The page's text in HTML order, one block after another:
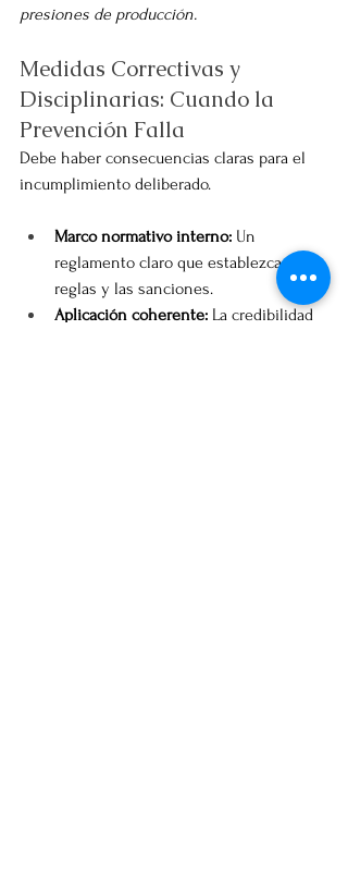
presiones de producción.
Medidas Correctivas y
Disciplinarias: Cuando la
Prevención Falla
Debe haber consecuencias claras para el
incumplimiento deliberado.
Marco normativo interno: Un
reglamento claro que establezca las
reglas y las sanciones.
Aplicación coherente: La credibilidad